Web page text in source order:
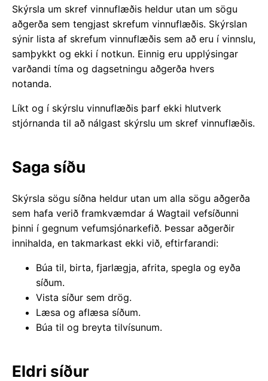
Skýrsla um skref vinnuflæðis heldur utan um sögu
aðgerða sem tengjast skrefum vinnuflæðis. Skýrslan
sýnir lista af skrefum vinnuflæðis sem að eru í vinnslu,
samþykkt og ekki í notkun. Einnig eru upplýsingar
varðandi tíma og dagsetningu aðgerða hvers
notanda.
Líkt og í skýrslu vinnuflæðis þarf ekki hlutverk
stjórnanda til að nálgast skýrslu um skref vinnuflæðis.
Saga síðu
Skýrsla sögu síðna heldur utan um alla sögu aðgerða
sem hafa verið framkvæmdar á Wagtail vefsíðunni
þinni í gegnum vefumsjónarkefið. Þessar aðgerðir
innihalda, en takmarkast ekki við, eftirfarandi:
Búa til, birta, fjarlægja, afrita, spegla og eyða
síðum.
Vista síður sem drög.
Læsa og aflæsa síðum.
Búa til og breyta tilvísunum.
Eldri síður